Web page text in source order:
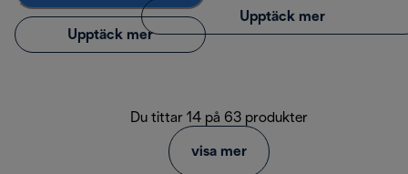
Upptäck mer
Upptäck mer
Du tittar 14 på 63 produkter
visa mer